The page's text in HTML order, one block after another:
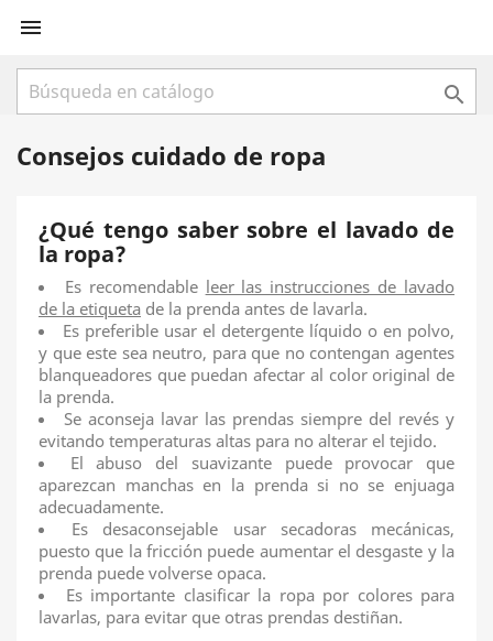


Consejos cuidado de ropa
¿Qué tengo saber sobre el lavado de
la ropa?
Es recomendable leer las instrucciones de lavado
de la etiqueta de la prenda antes de lavarla.
Es preferible usar el detergente líquido o en polvo,
y que este sea neutro, para que no contengan agentes
blanqueadores que puedan afectar al color original de
la prenda.
Se aconseja lavar las prendas siempre del revés y
evitando temperaturas altas para no alterar el tejido.
El abuso del suavizante puede provocar que
aparezcan manchas en la prenda si no se enjuaga
adecuadamente.
Es desaconsejable usar secadoras mecánicas,
puesto que la fricción puede aumentar el desgaste y la
prenda puede volverse opaca.
Es importante clasificar la ropa por colores para
lavarlas, para evitar que otras prendas destiñan.